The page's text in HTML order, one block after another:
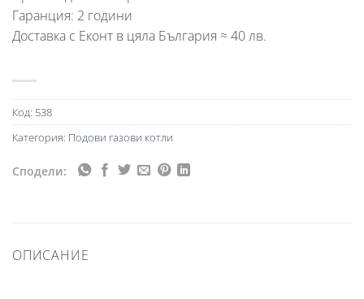
Гаранция: 2 години
Доставка с Еконт в цяла България ≈ 40 лв.
Код: 538
Категория: Подови газови котли
Сподели:
ОПИСАНИЕ